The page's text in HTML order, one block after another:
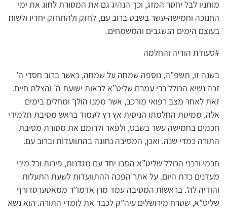
מותניו לבל יחסר המזג, וכך הנהיג גם את המסורת לחוג את ימי
החנוכה וחמישה-עשר בשבט ברוב עם, לחזק ולהתחזק יחדיו ולשוח
בעוצם הימים הנשגבים והמשמחים.
#סעודת הודיה והחלמה
בשנה זו, תשפ”ה, נוספה שמחה על שמחה, כאשר ברוב חסדי ה’
זכה נשיא הכולל רבי עמרם שליט”א לראות ישועת ה’ והצלת חיים.
זאת לאחר מצב רפואי מורכב, אשר ממנו הולך ומחלים בימים
אלה. ממיטת החלמתו הניסית אץ רץ לעמוד בראש מסיבת תלמידי
חכמים בחמישה עשר בשבט, ולפאר ולרומם את מסורת מסיבת
התורה כמדי שנה. ואכן, המסיבה נחוגה בהתוועדות וברוב עם.
חכמי ורבני הכולל שליט”א הסבו יחד עם מגדנות, פירות וכל מיני
מעדנים כדת היום. על אתר הפכה ההתוועדות לשעת התעלות
והודיה לה’. בראשות המסיבה עמד מרן אדמו”ר ממאטערסדורף
שליט”א, שטרח מירושלים עיה”ק לכבד את לומדי התורה. הוא נשא